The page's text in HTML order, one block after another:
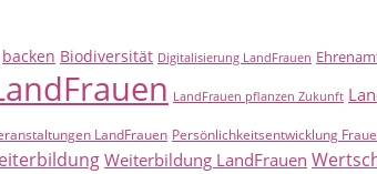
backen Biodiversität Digitalisierung LandFrauen
LandFrauen pflanzen Zukunft
LandFrauen Persönlichkeitsentwicklung
Weiterbildung LandFrauen